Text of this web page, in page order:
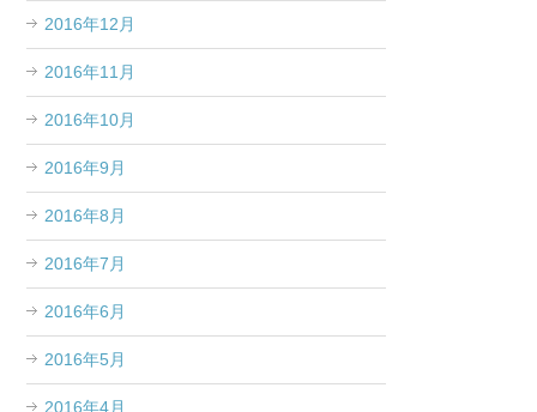
2016年12月
2016年11月
2016年10月
2016年9月
2016年8月
2016年7月
2016年6月
2016年5月
2016年4月